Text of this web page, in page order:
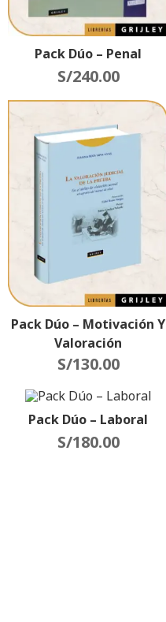
Pack Dúo – Penal
S/240.00
Pack Dúo – Motivación Y
Valoración
S/130.00
Pack Dúo – Laboral
S/180.00